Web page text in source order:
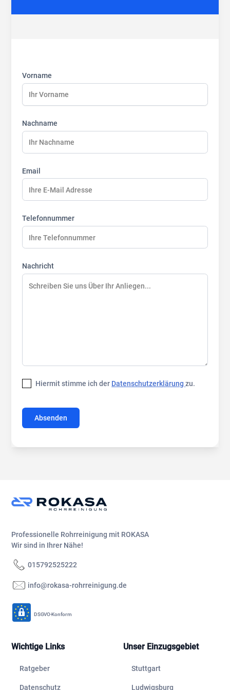
name:
name:
name:
Vorname
Nachname
Email
Telefonnummer
Nachricht
Hiermit stimme ich der Datenschutzerklärungzu.
Professionelle Rohrreinigung mit ROKASA
Wir sind in Ihrer Nähe!
015792525222
info@rokasa-rohrreinigung.de
DSGVO-Konform
Wichtige Links
Ratgeber
Datenschutz
Unser Einzugsgebiet
Stuttgart
Ludwigsburg